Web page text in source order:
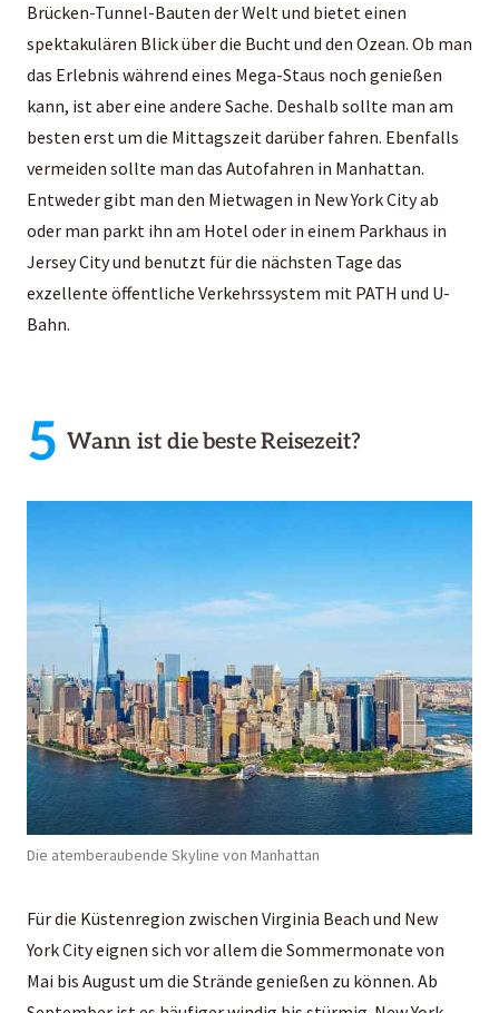
Brücken-Tunnel-Bauten der Welt und bietet einen
spektakulären Blick über die Bucht und den Ozean. Ob man
das Erlebnis während eines Mega-Staus noch genießen
kann, ist aber eine andere Sache. Deshalb sollte man am
besten erst um die Mittagszeit darüber fahren. Ebenfalls
vermeiden sollte man das Autofahren in Manhattan.
Entweder gibt man den Mietwagen in New York City ab
oder man parkt ihn am Hotel oder in einem Parkhaus in
Jersey City und benutzt für die nächsten Tage das
exzellente öffentliche Verkehrssystem mit PATH und U-
Bahn.
5 Wann ist die beste Reisezeit?
Die atemberaubende Skyline von Manhattan
Für die Küstenregion zwischen Virginia Beach und New
York City eignen sich vor allem die Sommermonate von
Mai bis August um die Strände genießen zu können. Ab